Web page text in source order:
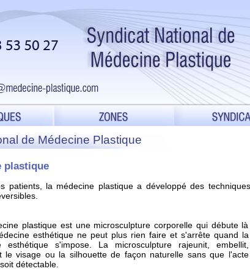
de Médecine Plastique
plastique
patients, la médecine plastique a développé des techniques
plastique est une microsculpture corporelle qui débute là
esthétique ne peut plus rien faire et s'arrête quand la
esthétique s'impose. La microsculpture rajeunit, embellit,
le visage ou la silhouette de façon naturelle sans que l'acte
détectable.